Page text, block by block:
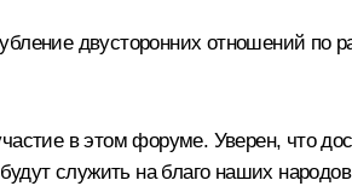
двусторонних отношений по
в этом форуме. Уверен, что
служить на благо наших